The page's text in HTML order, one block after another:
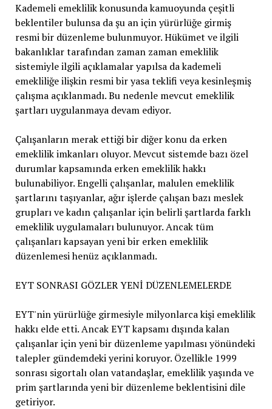
Kademeli emeklilik konusunda kamuoyunda çeşitli
beklentiler bulunsa da şu an için yürürlüğe girmiş
resmi bir düzenleme bulunmuyor. Hükümet ve ilgili
bakanlıklar tarafından zaman zaman emeklilik
sistemiyle ilgili açıklamalar yapılsa da kademeli
emekliliğe ilişkin resmi bir yasa teklifi veya kesinleşmiş
çalışma açıklanmadı. Bu nedenle mevcut emeklilik
şartları uygulanmaya devam ediyor.
Çalışanların merak ettiği bir diğer konu da erken
emeklilik imkanları oluyor. Mevcut sistemde bazı özel
durumlar kapsamında erken emeklilik hakkı
bulunabiliyor. Engelli çalışanlar, malulen emeklilik
şartlarını taşıyanlar, ağır işlerde çalışan bazı meslek
grupları ve kadın çalışanlar için belirli şartlarda farklı
emeklilik uygulamaları bulunuyor. Ancak tüm
çalışanları kapsayan yeni bir erken emeklilik
düzenlemesi henüz açıklanmadı.
EYT SONRASI GÖZLER YENİ DÜZENLEMELERDE
EYT'nin yürürlüğe girmesiyle milyonlarca kişi emeklilik
hakkı elde etti. Ancak EYT kapsamı dışında kalan
çalışanlar için yeni bir düzenleme yapılması yönündeki
talepler gündemdeki yerini koruyor. Özellikle 1999
sonrası sigortalı olan vatandaşlar, emeklilik yaşında ve
prim şartlarında yeni bir düzenleme beklentisini dile
getiriyor.